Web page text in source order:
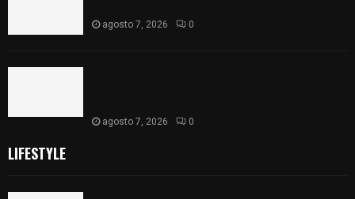
agosto 7, 2026 0
agosto 7, 2026 0
LIFESTYLE